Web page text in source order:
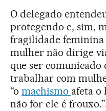
O delegado
protegendo e, sim,
fragilidade feminina
mulher não dirige
que ser comunicado
trabalhar com
“o machismo afeta o
não for ele é